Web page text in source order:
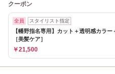
クーポン
全員 スタイリスト指定
【幡野指名専用】カット＋透明感カラ
［美髪ケア］
￥21,500